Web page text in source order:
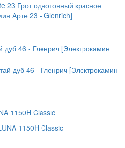
дуб 46 - Гленрич [Электрокамин
1150H Classic